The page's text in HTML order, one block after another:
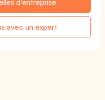
d'entreprise
avec un expert